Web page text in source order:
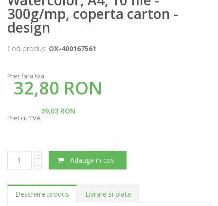
300g/mp, coperta carton -
design
Cod produs: OX-400167561
Pret fara tva
32,80 RON
39,03 RON
Pret cu TVA
Adauga in cos
Descriere produs Livrare si plata